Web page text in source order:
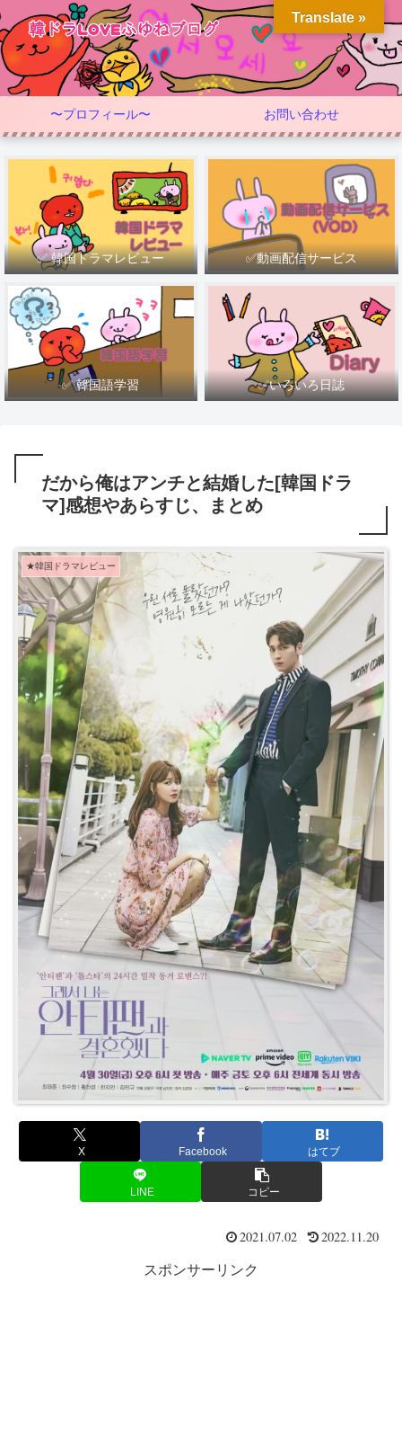
〜プロフィール〜 お問い合わせ
✅ 韓国ドラマレビュー ✅動画配信サービス
✅ 韓国語学習 ✅いろいろ日誌
だから俺はアンチと結婚した[韓国ドラ
マ]感想やあらすじ、まとめ
★韓国ドラマレビュー
X Facebook はてブ
LINE コピー
2021.07.02 2022.11.20
スポンサーリンク
Translate »